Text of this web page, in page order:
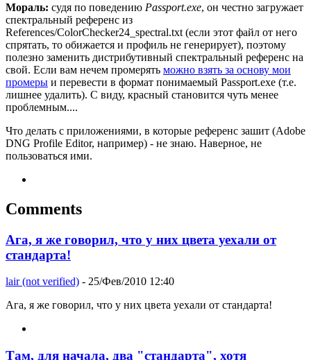
Мораль: судя по поведению Passport.exe, он честно загружает
спектральный референс из
References/ColorChecker24_spectral.txt (если этот файл от него
спрятать, то обижается и профиль не генерирует), поэтому
полезно заменить дистрибутивный спектральный референс на
свой. Если вам нечем промерять можно взять за основу мои
промеры и перевести в формат понимаемый Passport.exe (т.е.
лишнее удалить). С виду, красный становится чуть менее
проблемным....
Что делать с приложениями, в которые референс зашит (Adobe
DNG Profile Editor, например) - не знаю. Наверное, не
пользоваться ими.
Comments
Ага, я же говорил, что у них цвета уехали от
стандарта!
lair (not verified) - 25/Фев/2010 12:40
Ага, я же говорил, что у них цвета уехали от стандарта!
Там, для начала, два "стандарта", хотя